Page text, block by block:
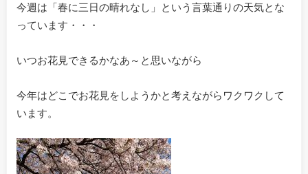
今週は「春に三日の晴れなし」という言葉通りの天気とな
っています・・・
いつお花見できるかなあ～と思いながら
今年はどこでお花見をしようかと考えながらワクワクして
います。